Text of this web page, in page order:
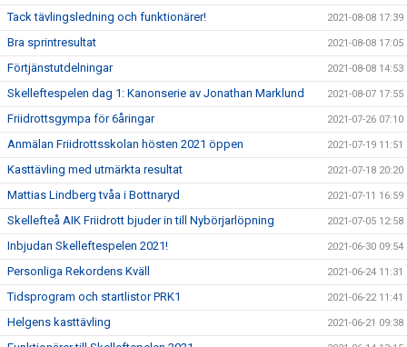
Tack tävlingsledning och funktionärer! 2021-08-08 17:39
Bra sprintresultat 2021-08-08 17:05
Förtjänstutdelningar 2021-08-08 14:53
Skelleftespelen dag 1: Kanonserie av Jonathan Marklund 2021-08-07 17:55
Friidrottsgympa för 6åringar 2021-07-26 07:10
Anmälan Friidrottsskolan hösten 2021 öppen 2021-07-19 11:51
Kasttävling med utmärkta resultat 2021-07-18 20:20
Mattias Lindberg tvåa i Bottnaryd 2021-07-11 16:59
Skellefteå AIK Friidrott bjuder in till Nybörjarlöpning 2021-07-05 12:58
Inbjudan Skelleftespelen 2021! 2021-06-30 09:54
Personliga Rekordens Kväll 2021-06-24 11:31
Tidsprogram och startlistor PRK1 2021-06-22 11:41
Helgens kasttävling 2021-06-21 09:38